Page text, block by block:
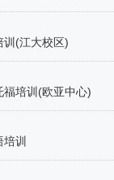
训(江大校区)
培训(欧亚中心)
训